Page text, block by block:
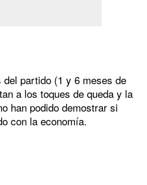
partido (1 y 6 meses de
a los toques de queda y la
han podido demostrar si
con la economía.